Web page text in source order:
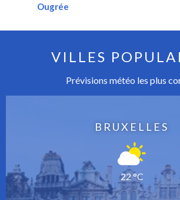
Ougrée
VILLES
Prévisions météo les plus
BRUXELLES
22 °C